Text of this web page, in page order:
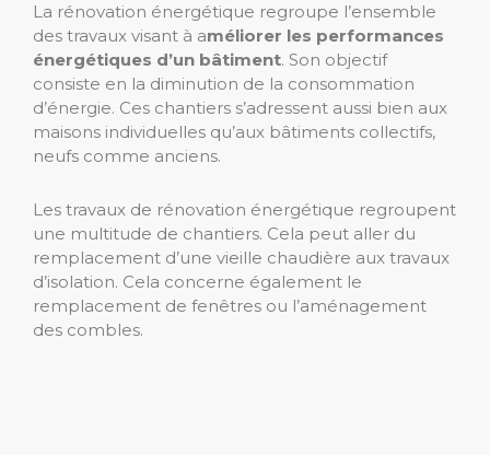
La rénovation énergétique regroupe l’ensemble
des travaux visant à améliorer les performances
énergétiques d’un bâtiment. Son objectif
consiste en la diminution de la consommation
d’énergie. Ces chantiers s’adressent aussi bien aux
maisons individuelles qu’aux bâtiments collectifs,
neufs comme anciens.
Les travaux de rénovation énergétique regroupent
une multitude de chantiers. Cela peut aller du
remplacement d’une vieille chaudière aux travaux
d’isolation. Cela concerne également le
remplacement de fenêtres ou l’aménagement
des combles.